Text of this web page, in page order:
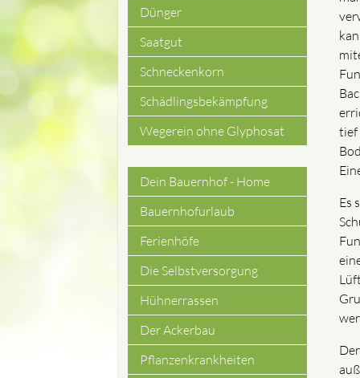
tief
Es
Dünger
Saatgut
Schneckenkorn
Schädlingsbekämpfung
Wegerein ohne Glyphosat
Navigation
überspringen
Dein Bauernhof - Home
Bauernhofurlaub
Ferienhöfe
Die Selbstversorgung
Hühnerrassen
Der Ackerbau
Pflanzenkrankheiten